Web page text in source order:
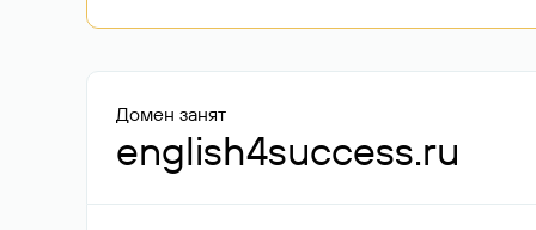
Домен занят
english4success.ru